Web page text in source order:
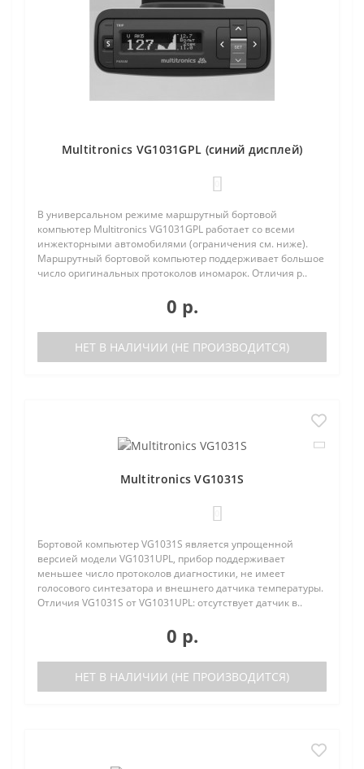
Multitronics VG1031GPL (синий дисплей)
В универсальном режиме маршрутный бортовой
компьютер Multitronics VG1031GPL работает со всеми
инжекторными автомобилями (ограничения см. ниже).
Маршрутный бортовой компьютер поддерживает большое
число оригинальных протоколов иномарок. Отличия р..
0 р.
НЕТ В НАЛИЧИИ (НЕ ПРОИЗВОДИТСЯ)
Multitronics VG1031S
Бортовой компьютер VG1031S является упрощенной
версией модели VG1031UPL, прибор поддерживает
меньшее число протоколов диагностики, не имеет
голосового синтезатора и внешнего датчика температуры.
Отличия VG1031S от VG1031UPL: отсутствует датчик в..
0 р.
НЕТ В НАЛИЧИИ (НЕ ПРОИЗВОДИТСЯ)